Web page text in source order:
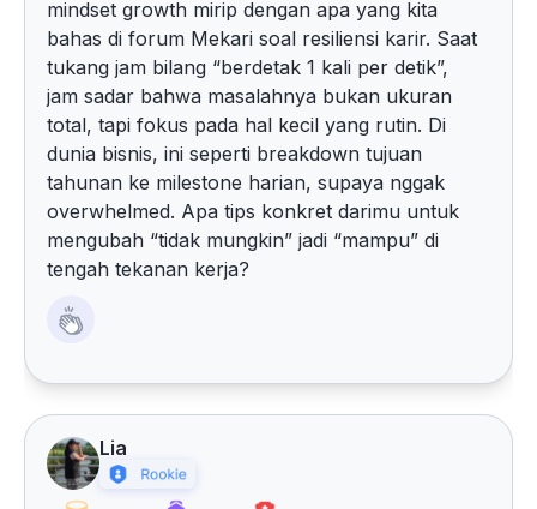
mindset growth mirip dengan apa yang kita
bahas di forum Mekari soal resiliensi karir. Saat
tukang jam bilang “berdetak 1 kali per detik”,
jam sadar bahwa masalahnya bukan ukuran
total, tapi fokus pada hal kecil yang rutin. Di
dunia bisnis, ini seperti breakdown tujuan
tahunan ke milestone harian, supaya nggak
overwhelmed. Apa tips konkret darimu untuk
mengubah “tidak mungkin” jadi “mampu” di
tengah tekanan kerja?
Lia